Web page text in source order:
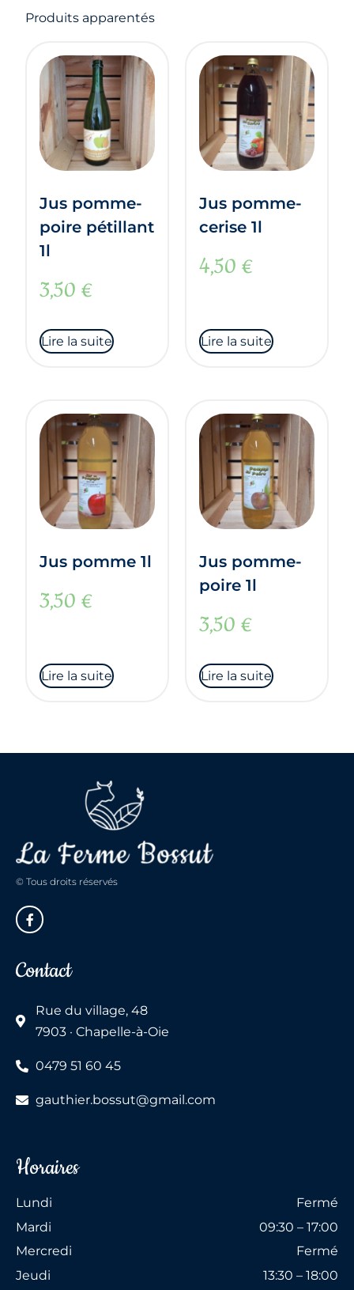
Produits apparentés
Jus pomme-
poire pétillant
1l
3,50 €
Lire la suite
Jus pomme-
cerise 1l
4,50 €
Lire la suite
Jus pomme 1l
3,50 €
Lire la suite
Jus pomme-
poire 1l
3,50 €
Lire la suite
© Tous droits réservés
Contact
Rue du village, 48
7903 · Chapelle-à-Oie
0479 51 60 45
gauthier.bossut@gmail.com
Horaires
Lundi
Mardi
Mercredi
Jeudi
Fermé
09:30 – 17:00
Fermé
13:30 – 18:00